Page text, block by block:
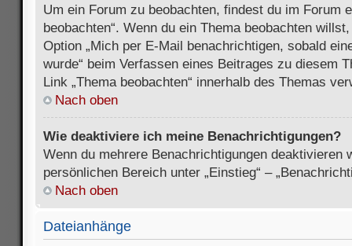
Um ein Forum zu beobachten, findest du im Forum
beobachten“. Wenn du ein Thema beobachten
Option „Mich per E-Mail benachrichtigen, sobald
wurde“ beim Verfassen eines Beitrages zu diesem
Link „Thema beobachten“ innerhalb des Themas
Nach oben
Wie deaktiviere ich meine Benachrichtigungen?
Wenn du mehrere Benachrichtigungen deaktivieren
persönlichen Bereich unter „Einstieg“ –
Nach oben
Dateianhänge